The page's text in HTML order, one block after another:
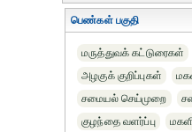
பெண்கள் பகுதி
மருத்துவக் கட்டுரைகள்
அழகுக் குறிப்புகள்
சமையல் செய்முறை
குழந்தை வளர்ப்பு